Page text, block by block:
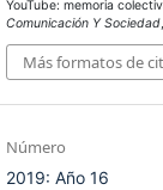
YouTube: memoria
Comunicación Y Sociedad
Más formatos de
Número
2019: Año 16